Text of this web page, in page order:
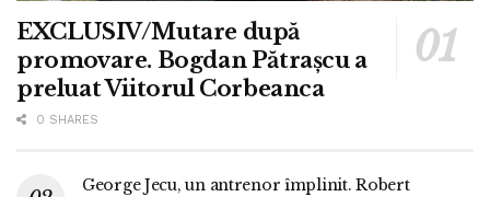
EXCLUSIV/Mutare după
promovare. Bogdan Pătrașcu a
preluat Viitorul Corbeanca
0 SHARES
George Jecu, un antrenor împlinit. Robert